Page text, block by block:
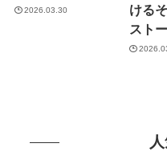
2026.03.30
ける
スト